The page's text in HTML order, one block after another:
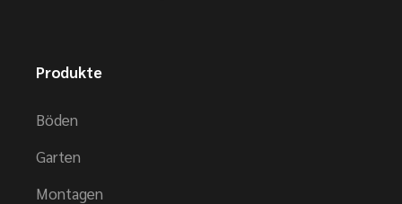
Produkte
Böden
Garten
Montagen